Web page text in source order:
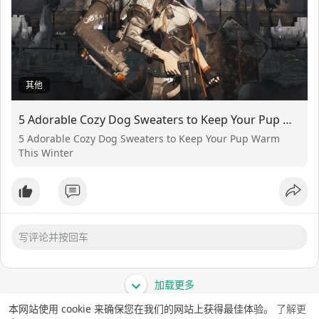
本网站使用 cookie 来确保您在我们的网站上获得最佳体验。 了解更
其他
5 Adorable Cozy Dog Sweaters to Keep Your Pup Warm This Winter
5 Adorable Cozy Dog Sweaters to Keep Your Pup Warm
This Winter
加载更多